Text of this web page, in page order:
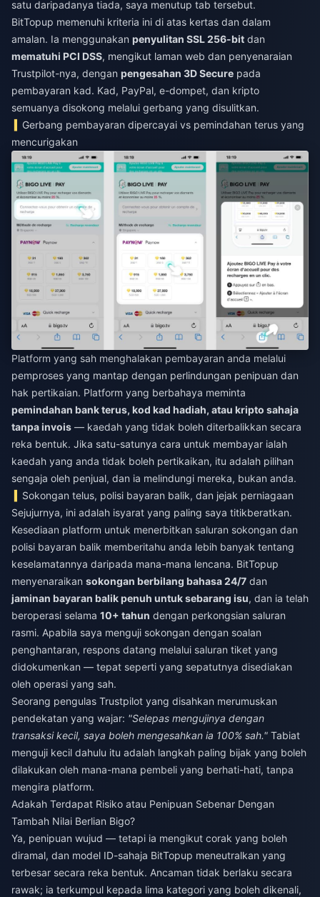
satu daripadanya tiada, saya menutup tab tersebut.
BitTopup memenuhi kriteria ini di atas kertas dan dalam
amalan. Ia menggunakan penyulitan SSL 256-bit dan
mematuhi PCI DSS, mengikut laman web dan penyenaraian
Trustpilot-nya, dengan pengesahan 3D Secure pada
pembayaran kad. Kad, PayPal, e-dompet, dan kripto
semuanya disokong melalui gerbang yang disulitkan.
Gerbang pembayaran dipercayai vs pemindahan terus yang
mencurigakan
Platform yang sah menghalakan pembayaran anda melalui
pemproses yang mantap dengan perlindungan penipuan dan
hak pertikaian. Platform yang berbahaya meminta
pemindahan bank terus, kod kad hadiah, atau kripto sahaja
tanpa invois — kaedah yang tidak boleh diterbalikkan secara
reka bentuk. Jika satu-satunya cara untuk membayar ialah
kaedah yang anda tidak boleh pertikaikan, itu adalah pilihan
sengaja oleh penjual, dan ia melindungi mereka, bukan anda.
Sokongan telus, polisi bayaran balik, dan jejak perniagaan
Sejujurnya, ini adalah isyarat yang paling saya titikberatkan.
Kesediaan platform untuk menerbitkan saluran sokongan dan
polisi bayaran balik memberitahu anda lebih banyak tentang
keselamatannya daripada mana-mana lencana. BitTopup
menyenaraikan sokongan berbilang bahasa 24/7 dan
jaminan bayaran balik penuh untuk sebarang isu, dan ia telah
beroperasi selama 10+ tahun dengan perkongsian saluran
rasmi. Apabila saya menguji sokongan dengan soalan
penghantaran, respons datang melalui saluran tiket yang
didokumenkan — tepat seperti yang sepatutnya disediakan
oleh operasi yang sah.
Seorang pengulas Trustpilot yang disahkan merumuskan
pendekatan yang wajar: "Selepas mengujinya dengan
transaksi kecil, saya boleh mengesahkan ia 100% sah." Tabiat
menguji kecil dahulu itu adalah langkah paling bijak yang boleh
dilakukan oleh mana-mana pembeli yang berhati-hati, tanpa
mengira platform.
Adakah Terdapat Risiko atau Penipuan Sebenar Dengan
Tambah Nilai Berlian Bigo?
Ya, penipuan wujud — tetapi ia mengikut corak yang boleh
diramal, dan model ID-sahaja BitTopup meneutralkan yang
terbesar secara reka bentuk. Ancaman tidak berlaku secara
rawak; ia terkumpul kepada lima kategori yang boleh dikenali,